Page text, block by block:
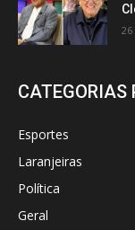
CATEGORIAS
Esportes
Laranjeiras
Política
Geral